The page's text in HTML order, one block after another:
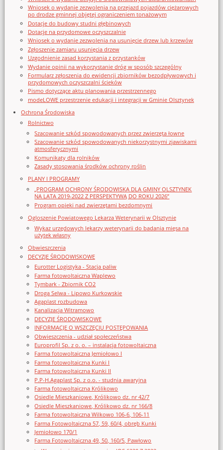
Wniosek o wydanie zezwolenia na przejazd pojazdów ciężarowych
po drodze gminnej objętej ograniczeniem tonażowym
Dotacje do budowy studni głębinowych
Dotacje na przydomowe oczyszczalnie
Wniosek o wydanie zezwolenia na usunięcie drzew lub krzewów
Zgłoszenie zamiaru usunięcia drzew
Uzgodnienie zasad korzystania z przystanków
Wydanie opinii na wykorzystanie dróg w sposób szczególny
Formularz zgłoszenia do ewidencji zbiorników bezodpływowych i
przydomowych oczyszczalni ścieków
Pismo dotyczące aktu planowania przestrzennego
modeLOWE przestrzenie edukacji i integracji w Gminie Olsztynek
Ochrona Środowiska
Rolnictwo
Szacowanie szkód spowodowanych przez zwierzęta łowne
Szacowanie szkód spowodowanych niekorzystnymi zjawiskami
atmosferycznymi
Komunikaty dla rolników
Zasady stosowania środków ochrony roślin
PLANY I PROGRAMY
„PROGRAM OCHRONY ŚRODOWISKA DLA GMINY OLSZTYNEK
NA LATA 2019-2022 Z PERSPEKTYWĄ DO ROKU 2026”
Program opieki nad zwierzętami bezdomnymi
Ogloszenie Powiatowego Lekarza Weterynarii w Olsztynie
Wykaz urzędowych lekarzy weterynarii do badania mięsa na
użytek własny
Obwieszczenia
DECYZJE ŚRODOWISKOWE
Eurotter Logistyka - Stacja paliw
Farma fotowoltaiczna Waplewo
Tymbark - Zbiornik CO2
Droga Selwa - Lipowo Kurkowskie
Agaplast rozbudowa
Kanalizacja Witramowo
DECYZJE ŚRODOWISKOWE
INFORMACJE O WSZCZĘCIU POSTĘPOWANIA
Obwieszczenia - udział społeczeństwa
Europrofil Sp. z o. o. – instalacja fotowoltaiczna
Farma fotowoltaiczna Jemiołowo I
Farma fotowoltaiczna Kunki I
Farma fotowoltaiczna Kunki II
P.P-H.Agaplast Sp. z o.o. - studnia awaryjna
Farma fotowoltaiczna Królikowo
Osiedle Mieszkaniowe, Królikowo dz. nr 42/7
Osiedle Mieszkaniowe, Królikowo dz. nr 166/8
Farma fotowoltaiczna Wilkowo 106-6, 106-11
Farma Fotowoltaiczna 57, 59, 60/4, obręb Kunki
Jemiołowo 170/1
Farma Fotowoltaiczna 49, 50, 160/5, Pawłowo